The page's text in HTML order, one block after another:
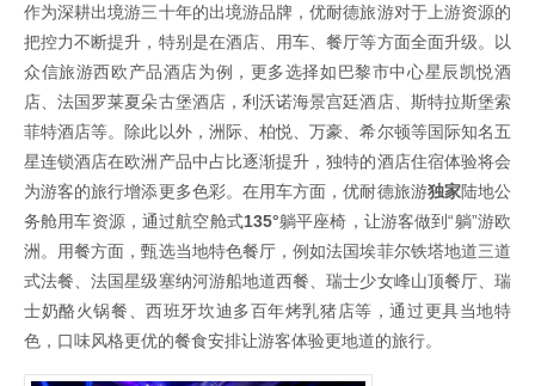
作为深耕出境游三十年的出境游品牌，优耐德旅游对于上游资源的
把控力不断提升，特别是在酒店、用车、餐厅等方面全面升级。以
众信旅游西欧产品酒店为例，更多选择如巴黎市中心星辰凯悦酒
店、法国罗莱夏朵古堡酒店，利沃诺海景宫廷酒店、斯特拉斯堡索
菲特酒店等。除此以外，洲际、柏悦、万豪、希尔顿等国际知名五
星连锁酒店在欧洲产品中占比逐渐提升，独特的酒店住宿体验将会
为游客的旅行增添更多色彩。在用车方面，优耐德旅游独家陆地公
务舱用车资源，通过航空舱式135°躺平座椅，让游客做到“躺”游欧
洲。用餐方面，甄选当地特色餐厅，例如法国埃菲尔铁塔地道三道
式法餐、法国星级塞纳河游船地道西餐、瑞士少女峰山顶餐厅、瑞
士奶酪火锅餐、西班牙坎迪多百年烤乳猪店等，通过更具当地特
色，口味风格更优的餐食安排让游客体验更地道的旅行。